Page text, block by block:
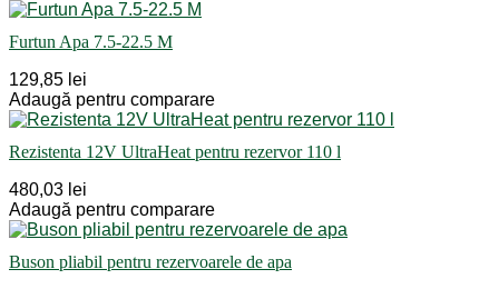
Furtun Apa 7.5-22.5 M
129,85 lei
Adaugă pentru comparare
Rezistenta 12V UltraHeat pentru rezervor 110 l
480,03 lei
Adaugă pentru comparare
Buson pliabil pentru rezervoarele de apa